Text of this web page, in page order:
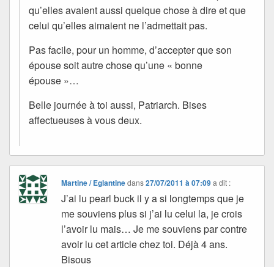
qu’elles avaient aussi quelque chose à dire et que
celui qu’elles aimaient ne l’admettait pas.
Pas facile, pour un homme, d’accepter que son
épouse soit autre chose qu’une « bonne
épouse »…
Belle journée à toi aussi, Patriarch. Bises
affectueuses à vous deux.
Martine / Eglantinedans27/07/2011 à 07:09 a dit :
J’ai lu pearl buck il y a si longtemps que je
me souviens plus si j’ai lu celui la, je crois
l’avoir lu mais… Je me souviens par contre
avoir lu cet article chez toi. Déjà 4 ans.
Bisous